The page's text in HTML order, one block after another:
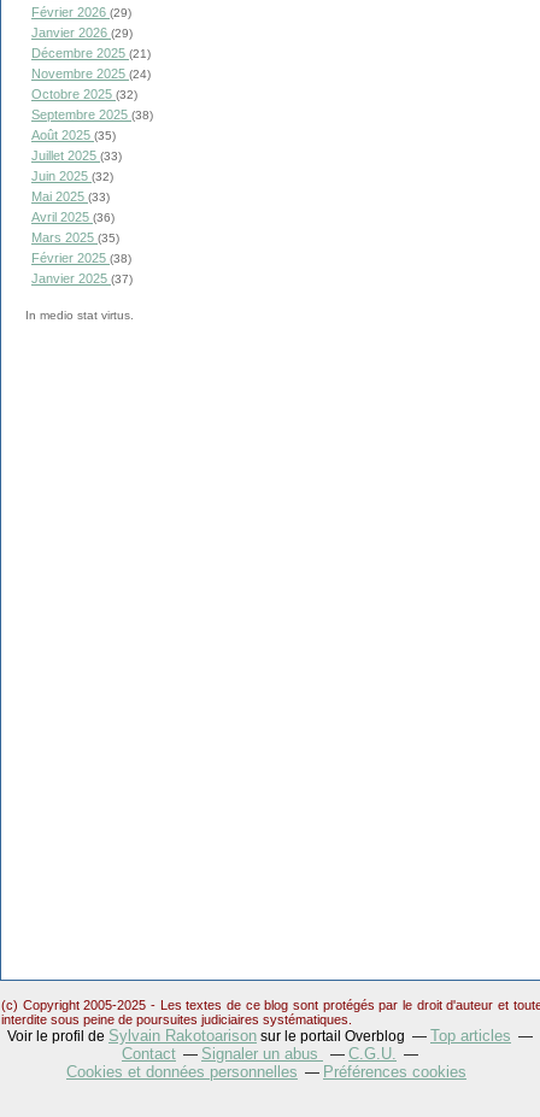
Février 2026 (29)
Janvier 2026 (29)
Décembre 2025 (21)
Novembre 2025 (24)
Octobre 2025 (32)
Septembre 2025 (38)
Août 2025 (35)
Juillet 2025 (33)
Juin 2025 (32)
Mai 2025 (33)
Avril 2025 (36)
Mars 2025 (35)
Février 2025 (38)
Janvier 2025 (37)
In medio stat virtus.
(c) Copyright 2005-2025 - Les textes de ce blog sont protégés par le droit d'auteur et
interdite sous peine de poursuites judiciaires systématiques.
Voir le profil de Sylvain Rakotoarison sur le portail Overblog
Top articles
Contact
Signaler un abus
C.G.U.
Cookies et données personnelles
Préférences cookies